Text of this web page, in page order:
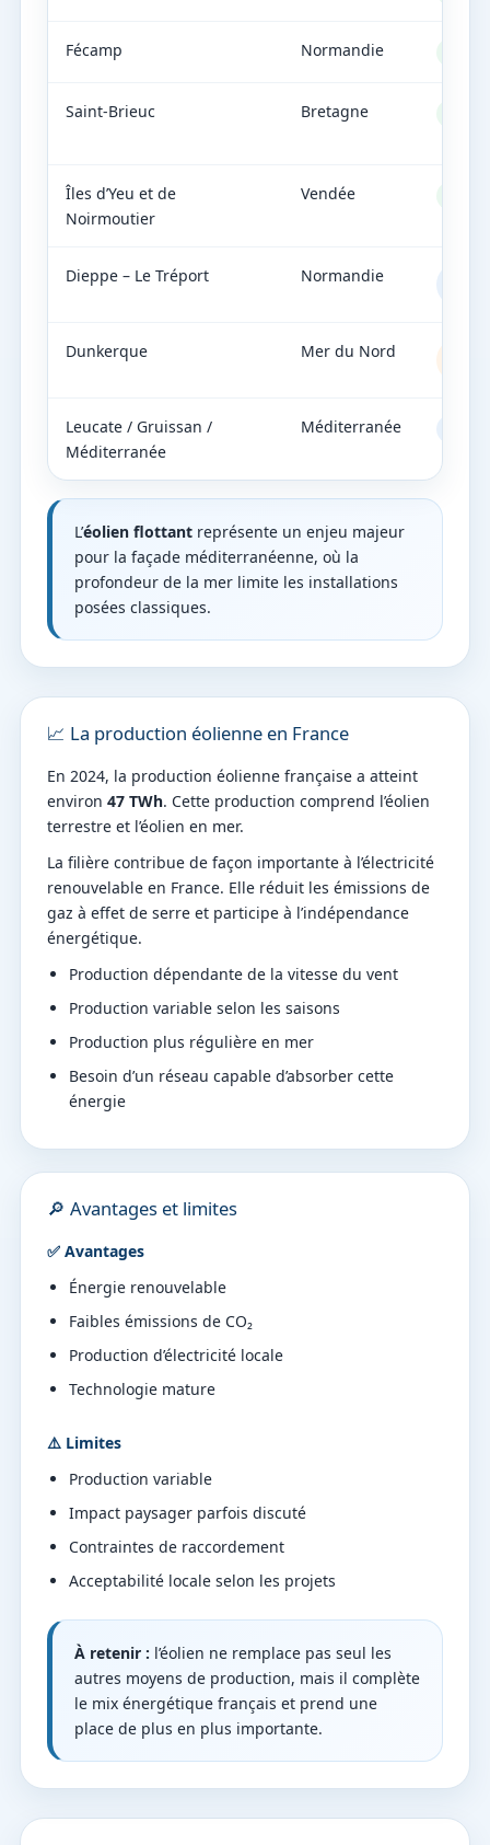
Fécamp Normandie
Saint-Brieuc Bretagne
Îles d’Yeu et de
Noirmoutier
Vendée
Dieppe – Le Tréport Normandie
Dunkerque Mer du Nord
Leucate / Gruissan /
Méditerranée
Méditerranée
L’éolien flottantreprésente un enjeu majeur
pour la façade méditerranéenne, où la
profondeur de la mer limite les installations
posées classiques.
📈 La production éolienne en France
En 2024, la production éolienne française a atteint
environ 47 TWh. Cette production comprend l’éolien
terrestre et l’éolien en mer.
La filière contribue de façon importante à l’électricité
renouvelable en France. Elle réduit les émissions de
gaz à effet de serre et participe à l’indépendance
énergétique.
Production dépendante de la vitesse du vent
Production variable selon les saisons
Production plus régulière en mer
Besoin d’un réseau capable d’absorber cette
énergie
🔎 Avantages et limites
✅ Avantages
Énergie renouvelable
Faibles émissions de CO₂
Production d’électricité locale
Technologie mature
⚠️ Limites
Production variable
Impact paysager parfois discuté
Contraintes de raccordement
Acceptabilité locale selon les projets
À retenir : l’éolien ne remplace pas seul les
autres moyens de production, mais il complète
le mix énergétique français et prend une
place de plus en plus importante.